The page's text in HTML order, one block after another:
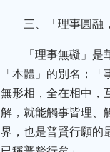
三、「理事圓融
「理事無礙」
「本體」的別名；
無形相，全在相中，
解，就能觸事皆理、
界，也是普賢行願的